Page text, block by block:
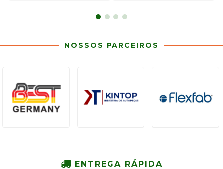
NOSSOS PARCEIROS
ENTREGA RÁPIDA